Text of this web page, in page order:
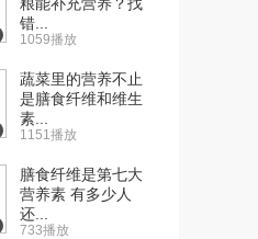
错...
1059播放
蔬菜里的营养不止
是膳食纤维和维生
素...
1151播放
膳食纤维是第七大
营养素 有多少人
还...
733播放